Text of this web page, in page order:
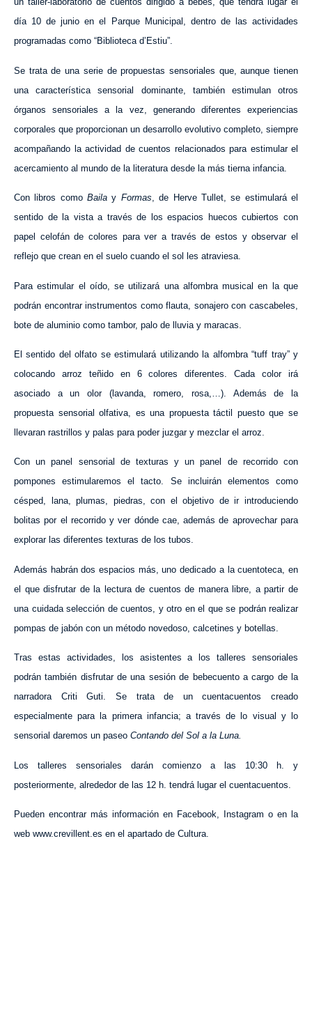
día 10 de junio en el Parque Municipal, dentro de las actividades
programadas como “Biblioteca d’Estiu”.
Se trata de una serie de propuestas sensoriales que, aunque tienen
una característica sensorial dominante, también estimulan otros
órganos sensoriales a la vez, generando diferentes experiencias
corporales que proporcionan un desarrollo evolutivo completo, siempre
acompañando la actividad de cuentos relacionados para estimular el
acercamiento al mundo de la literatura desde la más tierna infancia.
Con libros comoBaila y Formas, de Herve Tullet, se estimulará el
sentido de la vista a través de los espacios huecos cubiertos con
papel celofán de colores para ver a través de estos y observar el
reflejo que crean en el suelo cuando el sol les atraviesa.
Para estimular el oído, se utilizará una alfombra musical en la que
podrán encontrar instrumentos como flauta, sonajero con cascabeles,
bote de aluminio como tambor, palo de lluvia y maracas.
El sentido del olfato se estimulará utilizando la alfombra “tuff tray” y
colocando arroz teñido en 6 colores diferentes. Cada color irá
asociado a un olor (lavanda, romero, rosa,…). Además de la
propuesta sensorial olfativa, es una propuesta táctil puesto que se
llevaran rastrillos y palas para poder juzgar y mezclar el arroz.
Con un panel sensorial de texturas y un panel de recorrido con
pompones estimularemos el tacto. Se incluirán elementos como
césped, lana, plumas, piedras, con el objetivo de ir introduciendo
bolitas por el recorrido y ver dónde cae, además de aprovechar para
explorar las diferentes texturas de los tubos.
Además habrán dos espacios más, uno dedicado a la cuentoteca, en
el que disfrutar de la lectura de cuentos de manera libre, a partir de
una cuidada selección de cuentos, y otro en el que se podrán realizar
pompas de jabón con un método novedoso, calcetines y botellas.
Tras estas actividades, los asistentes a los talleres sensoriales
podrán también disfrutar de una sesión de bebecuento a cargo de la
narradora Criti Guti. Se trata de un cuentacuentos creado
especialmente para la primera infancia; a través de lo visual y lo
sensorial daremos un paseo Contando del Sol a la Luna.
Los talleres sensoriales darán comienzo a las 10:30 h. y
posteriormente, alrededor de las 12 h. tendrá lugar el cuentacuentos.
Pueden encontrar más información en Facebook, Instagram o en la
web www.crevillent.es en el apartado de Cultura.